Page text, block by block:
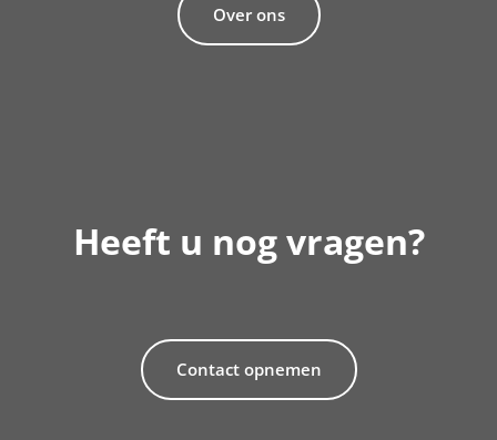
Over ons
Heeft u nog vragen?
Contact opnemen